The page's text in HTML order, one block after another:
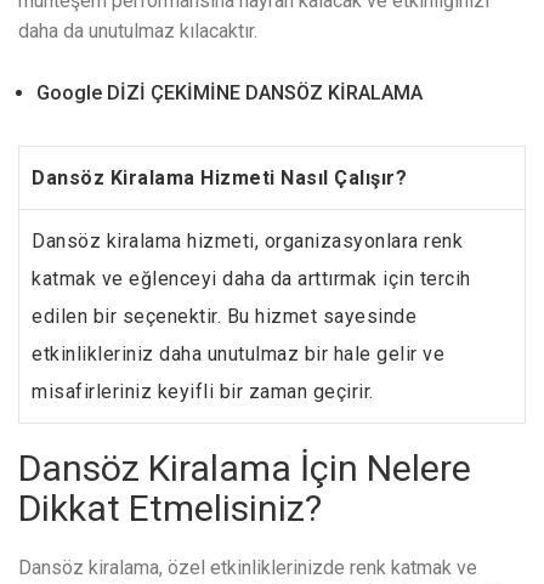
daha da unutulmaz kılacaktır.
Google DİZİ ÇEKİMİNE DANSÖZ KİRALAMA
Dansöz Kiralama Hizmeti Nasıl Çalışır?
Dansöz kiralama hizmeti, organizasyonlara renk
katmak ve eğlenceyi daha da arttırmak için tercih
edilen bir seçenektir. Bu hizmet sayesinde
etkinlikleriniz daha unutulmaz bir hale gelir ve
misafirleriniz keyifli bir zaman geçirir.
Dansöz Kiralama İçin Nelere
Dikkat Etmelisiniz?
Dansöz kiralama, özel etkinliklerinizde renk katmak ve